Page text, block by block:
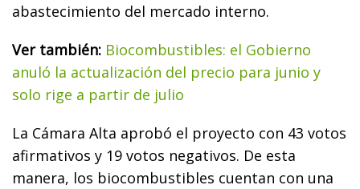
abastecimiento del mercado interno.
Ver también: Biocombustibles: el Gobierno
anuló la actualización del precio para junio y
solo rige a partir de julio
La Cámara Alta aprobó el proyecto con 43 votos
afirmativos y 19 votos negativos. De esta
manera, los biocombustibles cuentan con una